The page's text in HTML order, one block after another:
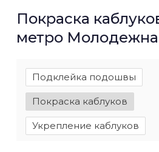
Покраска
метро
Подклейка подошвы
Покраска каблуков
Укрепление каблуков